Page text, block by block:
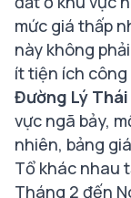
mức giá thấp
này không
ít tiện ích
Đường Lý
vực ngã bảy,
nhiên, bảng
Tổ khác nhau
Tháng 2 đến